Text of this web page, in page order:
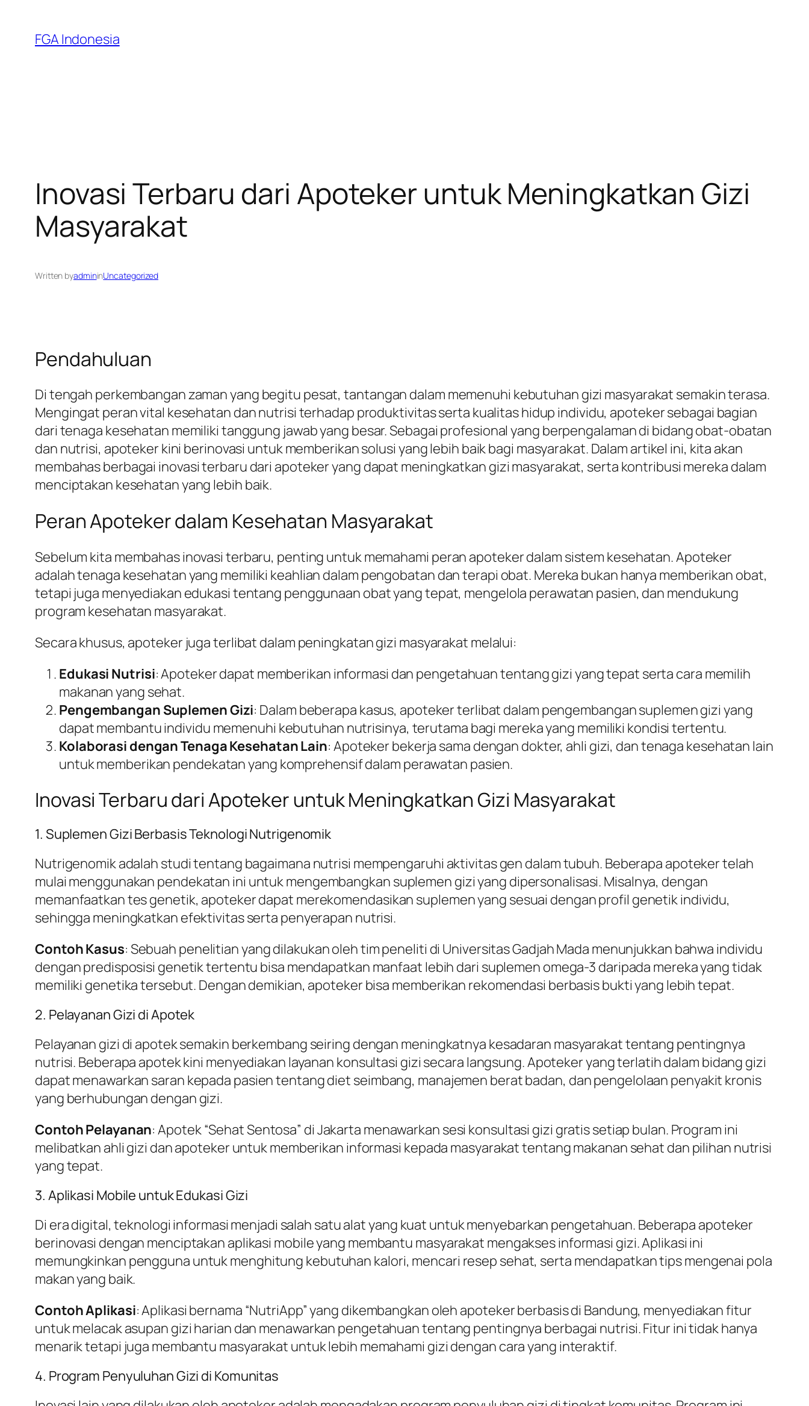
content
FGA Indonesia
Inovasi Terbaru dari Apoteker untuk Meningkatkan Gizi
Masyarakat
Written byadmininUncategorized
Pendahuluan
Di tengah perkembangan zaman yang begitu pesat, tantangan dalam memenuhi kebutuhan gizi masyarakat semakin terasa.
Mengingat peran vital kesehatan dan nutrisi terhadap produktivitas serta kualitas hidup individu, apoteker sebagai bagian
dari tenaga kesehatan memiliki tanggung jawab yang besar. Sebagai profesional yang berpengalaman di bidang obat-obatan
dan nutrisi, apoteker kini berinovasi untuk memberikan solusi yang lebih baik bagi masyarakat. Dalam artikel ini, kita akan
membahas berbagai inovasi terbaru dari apoteker yang dapat meningkatkan gizi masyarakat, serta kontribusi mereka dalam
menciptakan kesehatan yang lebih baik.
Peran Apoteker dalam Kesehatan Masyarakat
Sebelum kita membahas inovasi terbaru, penting untuk memahami peran apoteker dalam sistem kesehatan. Apoteker
adalah tenaga kesehatan yang memiliki keahlian dalam pengobatan dan terapi obat. Mereka bukan hanya memberikan obat,
tetapi juga menyediakan edukasi tentang penggunaan obat yang tepat, mengelola perawatan pasien, dan mendukung
program kesehatan masyarakat.
Secara khusus, apoteker juga terlibat dalam peningkatan gizi masyarakat melalui:
Edukasi Nutrisi: Apoteker dapat memberikan informasi dan pengetahuan tentang gizi yang tepat serta cara memilih
makanan yang sehat.
Pengembangan Suplemen Gizi: Dalam beberapa kasus, apoteker terlibat dalam pengembangan suplemen gizi yang
dapat membantu individu memenuhi kebutuhan nutrisinya, terutama bagi mereka yang memiliki kondisi tertentu.
Kolaborasi dengan Tenaga Kesehatan Lain: Apoteker bekerja sama dengan dokter, ahli gizi, dan tenaga kesehatan lain
untuk memberikan pendekatan yang komprehensif dalam perawatan pasien.
Inovasi Terbaru dari Apoteker untuk Meningkatkan Gizi Masyarakat
1. Suplemen Gizi Berbasis Teknologi Nutrigenomik
Nutrigenomik adalah studi tentang bagaimana nutrisi mempengaruhi aktivitas gen dalam tubuh. Beberapa apoteker telah
mulai menggunakan pendekatan ini untuk mengembangkan suplemen gizi yang dipersonalisasi. Misalnya, dengan
memanfaatkan tes genetik, apoteker dapat merekomendasikan suplemen yang sesuai dengan profil genetik individu,
sehingga meningkatkan efektivitas serta penyerapan nutrisi.
Contoh Kasus: Sebuah penelitian yang dilakukan oleh tim peneliti di Universitas Gadjah Mada menunjukkan bahwa individu
dengan predisposisi genetik tertentu bisa mendapatkan manfaat lebih dari suplemen omega-3 daripada mereka yang tidak
memiliki genetika tersebut. Dengan demikian, apoteker bisa memberikan rekomendasi berbasis bukti yang lebih tepat.
2. Pelayanan Gizi di Apotek
Pelayanan gizi di apotek semakin berkembang seiring dengan meningkatnya kesadaran masyarakat tentang pentingnya
nutrisi. Beberapa apotek kini menyediakan layanan konsultasi gizi secara langsung. Apoteker yang terlatih dalam bidang gizi
dapat menawarkan saran kepada pasien tentang diet seimbang, manajemen berat badan, dan pengelolaan penyakit kronis
yang berhubungan dengan gizi.
Contoh Pelayanan: Apotek “Sehat Sentosa” di Jakarta menawarkan sesi konsultasi gizi gratis setiap bulan. Program ini
melibatkan ahli gizi dan apoteker untuk memberikan informasi kepada masyarakat tentang makanan sehat dan pilihan nutrisi
yang tepat.
3. Aplikasi Mobile untuk Edukasi Gizi
Di era digital, teknologi informasi menjadi salah satu alat yang kuat untuk menyebarkan pengetahuan. Beberapa apoteker
berinovasi dengan menciptakan aplikasi mobile yang membantu masyarakat mengakses informasi gizi. Aplikasi ini
memungkinkan pengguna untuk menghitung kebutuhan kalori, mencari resep sehat, serta mendapatkan tips mengenai pola
makan yang baik.
Contoh Aplikasi: Aplikasi bernama “NutriApp” yang dikembangkan oleh apoteker berbasis di Bandung, menyediakan fitur
untuk melacak asupan gizi harian dan menawarkan pengetahuan tentang pentingnya berbagai nutrisi. Fitur ini tidak hanya
menarik tetapi juga membantu masyarakat untuk lebih memahami gizi dengan cara yang interaktif.
4. Program Penyuluhan Gizi di Komunitas